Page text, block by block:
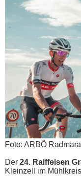
Foto: ARBÖ
Der 24. Raiffeisen
Kleinzell im